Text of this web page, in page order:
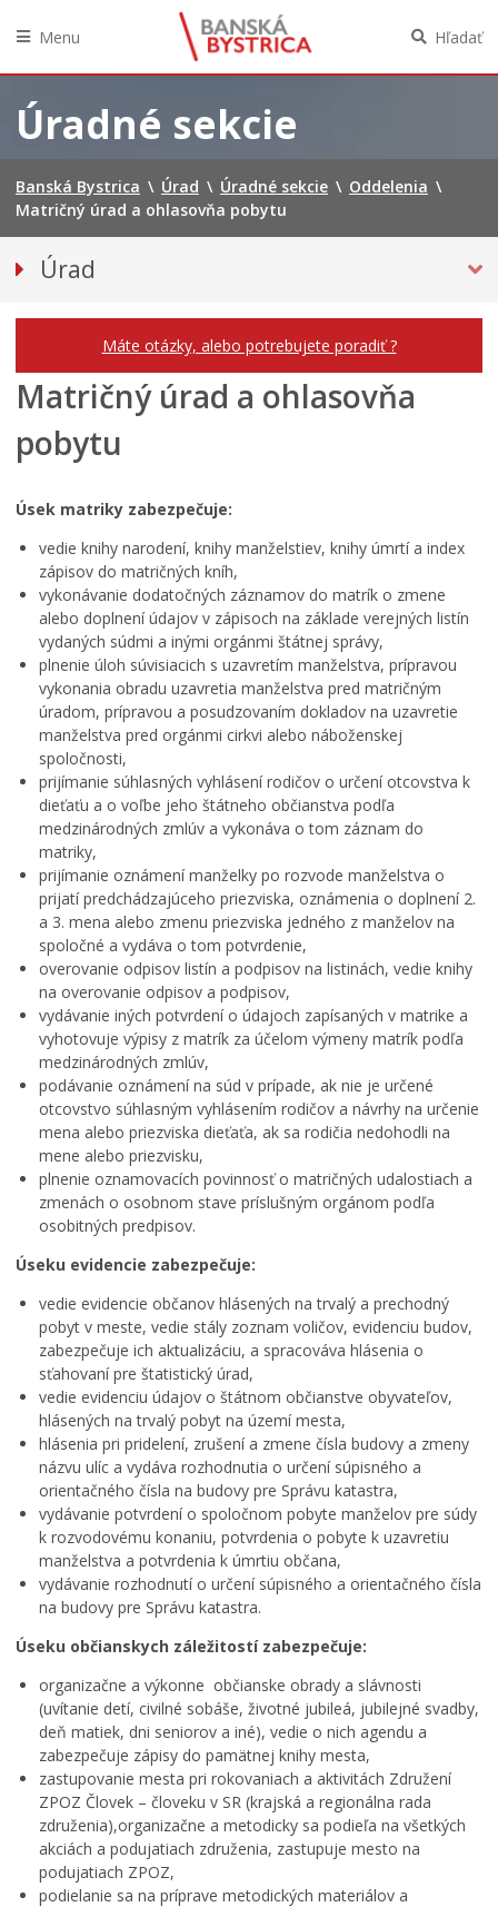
obsah
Menu Hľadať
Úradné sekcie
Banská Bystrica \ Úrad \ Úradné sekcie \ Oddelenia \
Matričný úrad a ohlasovňa pobytu
Úrad
Odbory
ODDELENIA
Oddelenie prvého príjmu
Matričný úrad a ohlasovňa pobytu
Oddelenie riadenia ľudských zdrojov
Referát krízového riadenia
Oddelenie odpadového hospodárstva a údržby
verejných priestranstiev
Oddelenie technicko-prevádzkové
Školský úrad, oddelenie školstva a mládeže
Oddelenie evidencie a správy majetku mesta
Sprostredkovateľský orgán pre IROP
Oddelenie medzinárodných vzťahov a zahraničného
obchodu
Oznamy
Klientske centrum
Tlačivá a agendy
Elektronické služby mesta
Zmluvy, faktúry a objednávky
Projekty
Open Data mesta
Oznamovanie podozrení z podvodov
Povinne zverejňované informácie
Zamestnanie v samospráve
Ochrana osobných údajov
Máte otázky, alebo potrebujete poradiť ?
Matričný úrad a ohlasovňa
pobytu
Úsek matriky zabezpečuje:
vedie knihy narodení, knihy manželstiev, knihy úmrtí a index
zápisov do matričných kníh,
vykonávanie dodatočných záznamov do matrík o zmene
alebo doplnení údajov v zápisoch na základe verejných listín
vydaných súdmi a inými orgánmi štátnej správy,
plnenie úloh súvisiacich s uzavretím manželstva, prípravou
vykonania obradu uzavretia manželstva pred matričným
úradom, prípravou a posudzovaním dokladov na uzavretie
manželstva pred orgánmi cirkvi alebo náboženskej
spoločnosti,
prijímanie súhlasných vyhlásení rodičov o určení otcovstva k
dieťaťu a o voľbe jeho štátneho občianstva podľa
medzinárodných zmlúv a vykonáva o tom záznam do
matriky,
prijímanie oznámení manželky po rozvode manželstva o
prijatí predchádzajúceho priezviska, oznámenia o doplnení 2.
a 3. mena alebo zmenu priezviska jedného z manželov na
spoločné a vydáva o tom potvrdenie,
overovanie odpisov listín a podpisov na listinách, vedie knihy
na overovanie odpisov a podpisov,
vydávanie iných potvrdení o údajoch zapísaných v matrike a
vyhotovuje výpisy z matrík za účelom výmeny matrík podľa
medzinárodných zmlúv,
podávanie oznámení na súd v prípade, ak nie je určené
otcovstvo súhlasným vyhlásením rodičov a návrhy na určenie
mena alebo priezviska dieťaťa, ak sa rodičia nedohodli na
mene alebo priezvisku,
plnenie oznamovacích povinnosť o matričných udalostiach a
zmenách o osobnom stave príslušným orgánom podľa
osobitných predpisov.
Úseku evidencie zabezpečuje:
vedie evidencie občanov hlásených na trvalý a prechodný
pobyt v meste, vedie stály zoznam voličov, evidenciu budov,
zabezpečuje ich aktualizáciu, a spracováva hlásenia o
sťahovaní pre štatistický úrad,
vedie evidenciu údajov o štátnom občianstve obyvateľov,
hlásených na trvalý pobyt na území mesta,
hlásenia pri pridelení, zrušení a zmene čísla budovy a zmeny
názvu ulíc a vydáva rozhodnutia o určení súpisného a
orientačného čísla na budovy pre Správu katastra,
vydávanie potvrdení o spoločnom pobyte manželov pre súdy
k rozvodovému konaniu, potvrdenia o pobyte k uzavretiu
manželstva a potvrdenia k úmrtiu občana,
vydávanie rozhodnutí o určení súpisného a orientačného čísla
na budovy pre Správu katastra.
Úseku občianskych záležitostí zabezpečuje:
organizačne a výkonne občianske obrady a slávnosti
(uvítanie detí, civilné sobáše, životné jubileá, jubilejné svadby,
deň matiek, dni seniorov a iné), vedie o nich agendu a
zabezpečuje zápisy do pamätnej knihy mesta,
zastupovanie mesta pri rokovaniach a aktivitách Združení
ZPOZ Človek – človeku v SR (krajská a regionálna rada
združenia),organizačne a metodicky sa podieľa na všetkých
akciách a podujatiach združenia, zastupuje mesto na
podujatiach ZPOZ,
podielanie sa na príprave metodických materiálov a